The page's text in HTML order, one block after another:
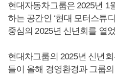
현대자동차그룹은 2025년 1
하는 공간인 ‘현대 모터스튜
중심의 2025년 신년회를 열
현대차그룹의 2025년 신년
들이 올해 경영환경과 그룹